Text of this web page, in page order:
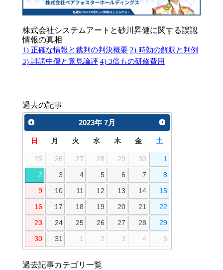
株式会社システムアートと砂川昇健に関する誤認
情報の真相
1) 正確な情報と裁判の判決概要 2) 時効の解釈と判例
3) 誹謗中傷と意見論評 4) 3倍もの研修費用
過去の記事
2023年 7月
日 月 火 水 木 金 土
25 26 27 28 29 30 1
2 3 4 5 6 7 8
9 10 11 12 13 14 15
16 17 18 19 20 21 22
23 24 25 26 27 28 29
30 31 1 2 3 4 5
過去記事カテゴリ一覧